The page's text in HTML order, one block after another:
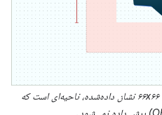
۶۶x۶۶ نشان داده‌شده، ناحیه‌ای است که